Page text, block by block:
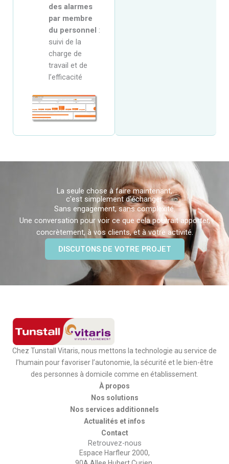
des alarmes
par membre
du personnel :
suivi de la
charge de
travail et de
l’efficacité
La seule chose à faire maintenant,
c'est simplement d'échanger.
Sans engagement, sans complexité.
Une conversation pour voir ce que cela pourrait apporter,
concrètement, à vos clients, et à votre activité.
DISCUTONS DE VOTRE PROJET
Chez Tunstall Vitaris, nous mettons la technologie au service de
l’humain pour favoriser l’autonomie, la sécurité et le bien-être
des personnes à domicile comme en établissement.
À propos
Nos solutions
Nos services additionnels
Actualités et infos
Contact
Retrouvez-nous
Espace Harfleur 2000,